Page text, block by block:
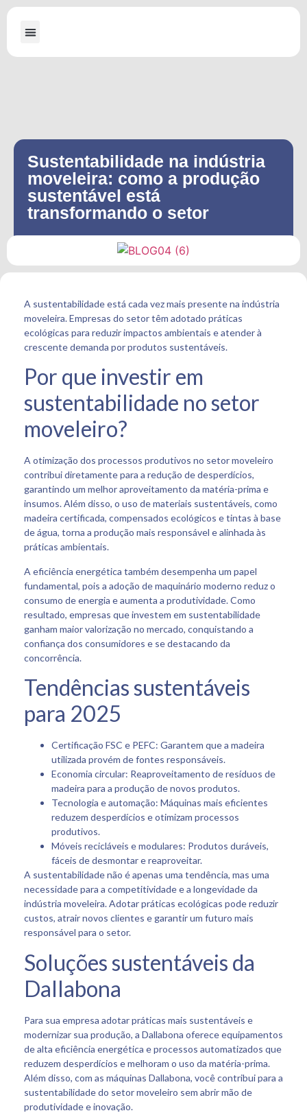
Sustentabilidade na indústria
moveleira: como a produção
sustentável está
transformando o setor
A sustentabilidade está cada vez mais presente na indústria
moveleira. Empresas do setor têm adotado práticas
ecológicas para reduzir impactos ambientais e atender à
crescente demanda por produtos sustentáveis.
Por que investir em
sustentabilidade no setor
moveleiro?
A otimização dos processos produtivos no setor moveleiro
contribui diretamente para a redução de desperdícios,
garantindo um melhor aproveitamento da matéria-prima e
insumos. Além disso, o uso de materiais sustentáveis, como
madeira certificada, compensados ecológicos e tintas à base
de água, torna a produção mais responsável e alinhada às
práticas ambientais.
A eficiência energética também desempenha um papel
fundamental, pois a adoção de maquinário moderno reduz o
consumo de energia e aumenta a produtividade. Como
resultado, empresas que investem em sustentabilidade
ganham maior valorização no mercado, conquistando a
confiança dos consumidores e se destacando da
concorrência.
Tendências sustentáveis
para 2025
Certificação FSC e PEFC: Garantem que a madeira
utilizada provém de fontes responsáveis.
Economia circular: Reaproveitamento de resíduos de
madeira para a produção de novos produtos.
Tecnologia e automação: Máquinas mais eficientes
reduzem desperdícios e otimizam processos
produtivos.
Móveis recicláveis e modulares: Produtos duráveis,
fáceis de desmontar e reaproveitar.
A sustentabilidade não é apenas uma tendência, mas uma
necessidade para a competitividade e a longevidade da
indústria moveleira. Adotar práticas ecológicas pode reduzir
custos, atrair novos clientes e garantir um futuro mais
responsável para o setor.
Soluções sustentáveis da
Dallabona
Para sua empresa adotar práticas mais sustentáveis e
modernizar sua produção, a Dallabona oferece equipamentos
de alta eficiência energética e processos automatizados que
reduzem desperdícios e melhoram o uso da matéria-prima.
Além disso, com as máquinas Dallabona, você contribui para a
sustentabilidade do setor moveleiro sem abrir mão de
produtividade e inovação.